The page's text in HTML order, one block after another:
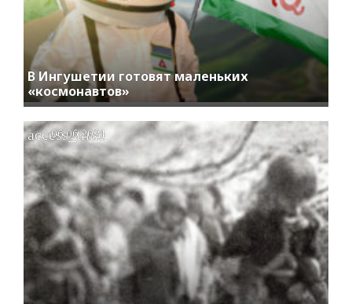
В Ингушетии готовят маленьких
«космонавтов»
access_time
06.06.2021